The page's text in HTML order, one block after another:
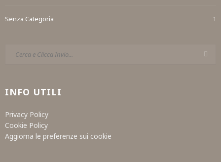
Senza Categoria 1
INFO UTILI
Privacy Policy
Cookie Policy
Aggiorna le preferenze sui cookie